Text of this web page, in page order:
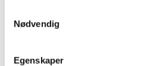
Nødvendig
Egenskaper